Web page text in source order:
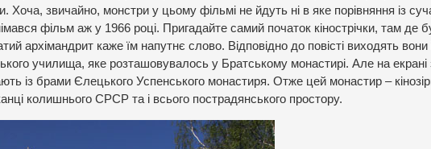
Хоча, звичайно, монстри у цьому фільмі не йдуть ні в яке порівняння із
фільм аж у 1966 році. Пригадайте самий початок кінострічки, там де
архімандрит каже їм напутнє слово. Відповідно до повісті виходять вони
училища, яке розташовувалось у Братському монастирі. Але на екрані
із брами Єлецького Успенського монастиря. Отже цей монастир –
колишнього СРСР та і всього пострадянського простору.